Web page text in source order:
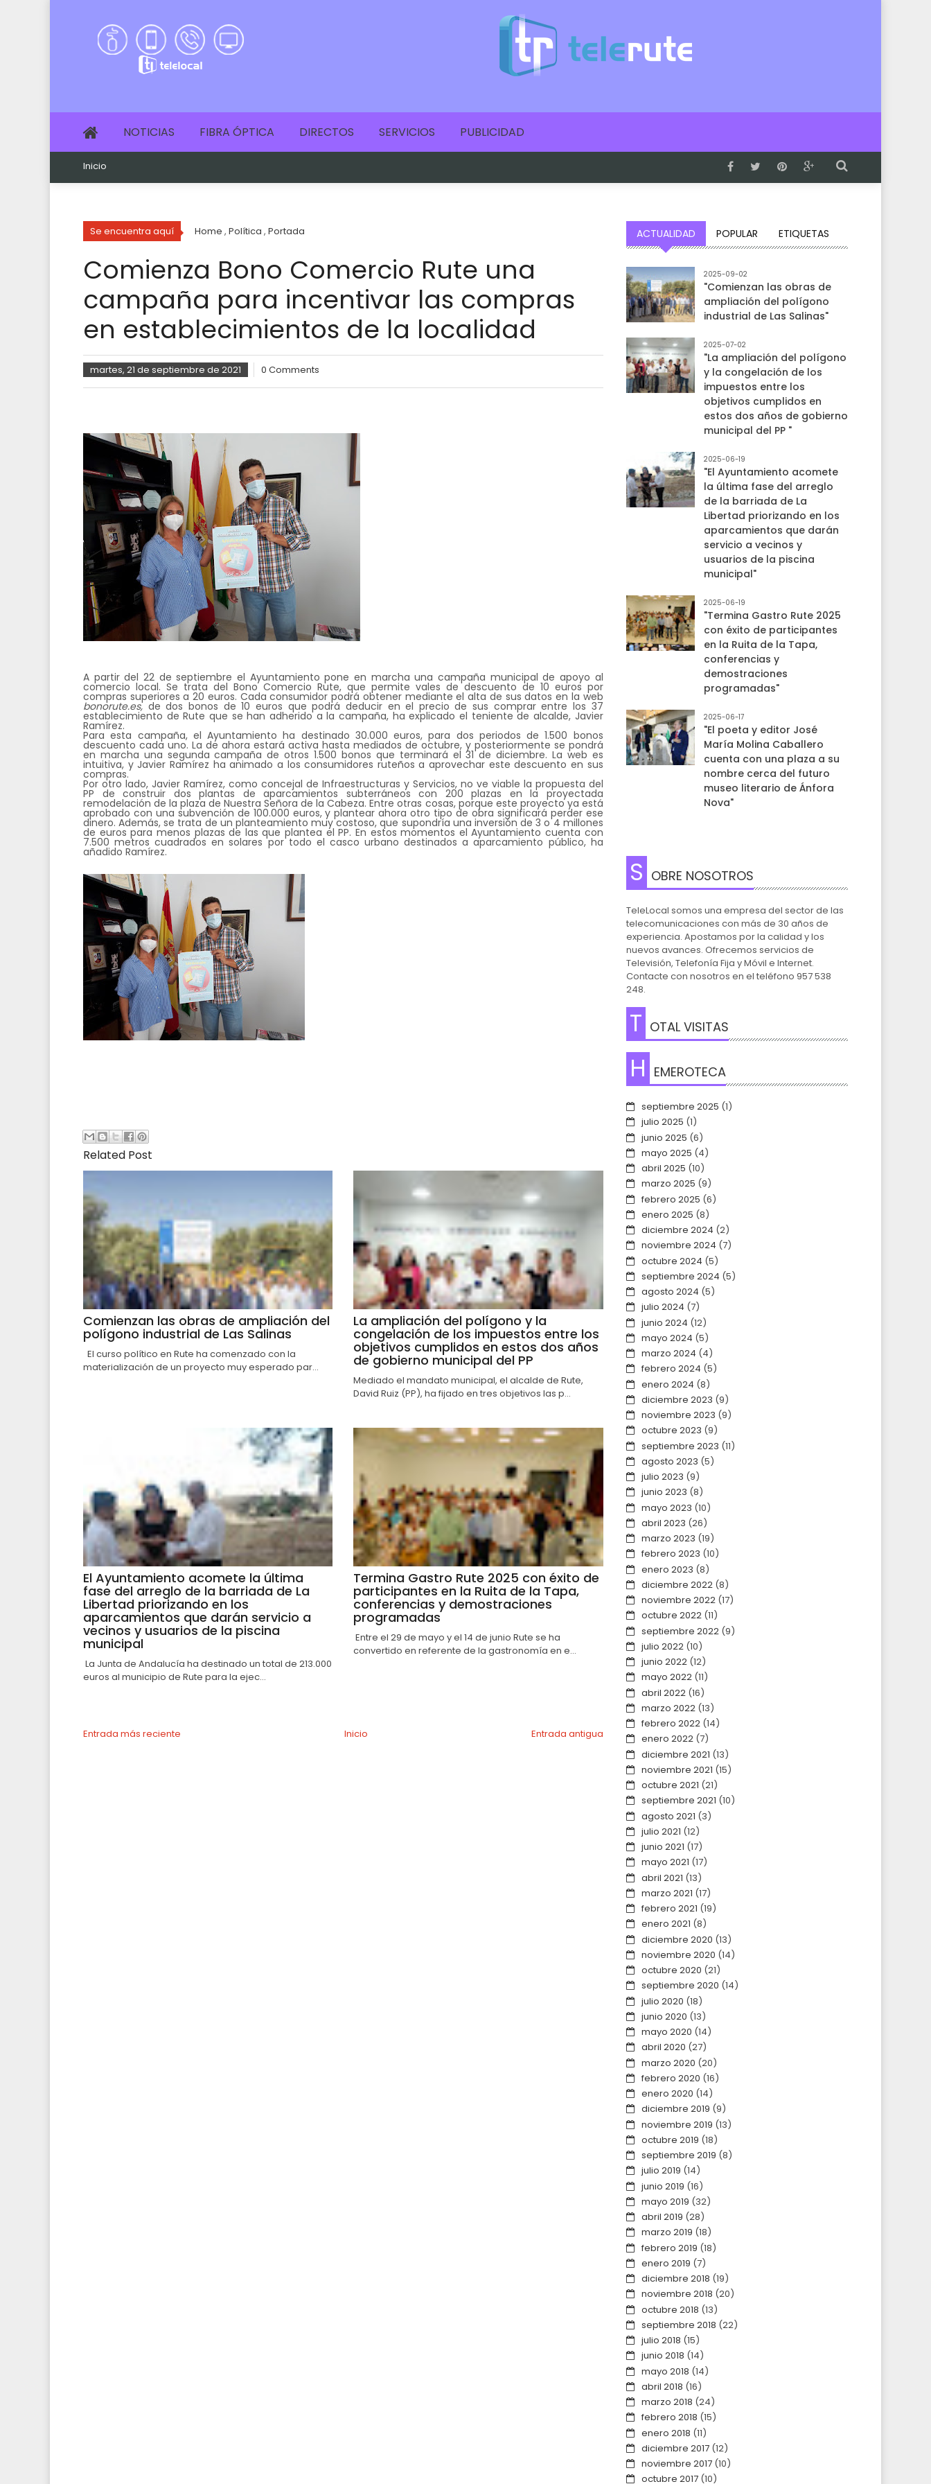
NOTICIAS FIBRA ÓPTICA DIRECTOS SERVICIOS PUBLICIDAD
Inicio
Se encuentra aquí Home , Política , Portada
Comienza Bono Comercio Rute una
campaña para incentivar las compras
en establecimientos de la localidad
martes, 21 de septiembre de 2021 0 Comments
A partir del 22 de septiembre el Ayuntamiento pone en marcha una campaña municipal de apoyo al
comercio local. Se trata del Bono Comercio Rute, que permite vales de descuento de 10 euros por
compras superiores a 20 euros. Cada consumidor podrá obtener mediante el alta de sus datos en la web
bonorute.es, de dos bonos de 10 euros que podrá deducir en el precio de sus comprar entre los 37
establecimiento de Rute que se han adherido a la campaña, ha explicado el teniente de alcalde, Javier
Ramírez.
Para esta campaña, el Ayuntamiento ha destinado 30.000 euros, para dos periodos de 1.500 bonos
descuento cada uno. La de ahora estará activa hasta mediados de octubre, y posteriormente se pondrá
en marcha una segunda campaña de otros 1.500 bonos que terminará el 31 de diciembre. La web es
intuitiva, y Javier Ramírez ha animado a los consumidores ruteños a aprovechar este descuento en sus
compras.
Por otro lado, Javier Ramírez, como concejal de Infraestructuras y Servicios, no ve viable la propuesta del
PP de construir dos plantas de aparcamientos subterráneos con 200 plazas en la proyectada
remodelación de la plaza de Nuestra Señora de la Cabeza. Entre otras cosas, porque este proyecto ya está
aprobado con una subvención de 100.000 euros, y plantear ahora otro tipo de obra significará perder ese
dinero. Además, se trata de un planteamiento muy costoso, que supondría una inversión de 3 o 4 millones
de euros para menos plazas de las que plantea el PP. En estos momentos el Ayuntamiento cuenta con
7.500 metros cuadrados en solares por todo el casco urbano destinados a aparcamiento público, ha
añadido Ramírez.
Related Post
Comienzan las obras de ampliación del
polígono industrial de Las Salinas
El curso político en Rute ha comenzado con la
materialización de un proyecto muy esperado par...
La ampliación del polígono y la
congelación de los impuestos entre los
objetivos cumplidos en estos dos años
de gobierno municipal del PP
Mediado el mandato municipal, el alcalde de Rute,
David Ruiz (PP), ha fijado en tres objetivos las p...
El Ayuntamiento acomete la última
fase del arreglo de la barriada de La
Libertad priorizando en los
aparcamientos que darán servicio a
vecinos y usuarios de la piscina
municipal
La Junta de Andalucía ha destinado un total de 213.000
euros al municipio de Rute para la ejec...
Termina Gastro Rute 2025 con éxito de
participantes en la Ruita de la Tapa,
conferencias y demostraciones
programadas
Entre el 29 de mayo y el 14 de junio Rute se ha
convertido en referente de la gastronomía en e...
Entrada más reciente Entrada antigua
Inicio
ACTUALIDAD POPULAR ETIQUETAS
2025-09-02
"Comienzan las obras de
ampliación del polígono
industrial de Las Salinas"
2025-07-02
"La ampliación del polígono
y la congelación de los
impuestos entre los
objetivos cumplidos en
estos dos años de gobierno
municipal del PP "
2025-06-19
"El Ayuntamiento acomete
la última fase del arreglo
de la barriada de La
Libertad priorizando en los
aparcamientos que darán
servicio a vecinos y
usuarios de la piscina
municipal"
2025-06-19
"Termina Gastro Rute 2025
con éxito de participantes
en la Ruita de la Tapa,
conferencias y
demostraciones
programadas"
2025-06-17
"El poeta y editor José
María Molina Caballero
cuenta con una plaza a su
nombre cerca del futuro
museo literario de Ánfora
Nova"
S OBRE NOSOTROS
TeleLocal somos una empresa del sector de las
telecomunicaciones con más de 30 años de
experiencia. Apostamos por la calidad y los
nuevos avances. Ofrecemos servicios de
Televisión, Telefonía Fija y Móvil e Internet.
Contacte con nosotros en el teléfono 957 538
248.
T OTAL VISITAS
H EMEROTECA
septiembre 2025 (1)
julio 2025 (1)
junio 2025 (6)
mayo 2025 (4)
abril 2025 (10)
marzo 2025 (9)
febrero 2025 (6)
enero 2025 (8)
diciembre 2024 (2)
noviembre 2024 (7)
octubre 2024 (5)
septiembre 2024 (5)
agosto 2024 (5)
julio 2024 (7)
junio 2024 (12)
mayo 2024 (5)
marzo 2024 (4)
febrero 2024 (5)
enero 2024 (8)
diciembre 2023 (9)
noviembre 2023 (9)
octubre 2023 (9)
septiembre 2023 (11)
agosto 2023 (5)
julio 2023 (9)
junio 2023 (8)
mayo 2023 (10)
abril 2023 (26)
marzo 2023 (19)
febrero 2023 (10)
enero 2023 (8)
diciembre 2022(8)
noviembre 2022(17)
octubre 2022(11)
septiembre 2022(9)
julio 2022(10)
junio 2022(12)
mayo 2022(11)
abril 2022(16)
marzo 2022(13)
febrero 2022(14)
enero 2022(7)
diciembre 2021 (13)
noviembre 2021 (15)
octubre 2021 (21)
septiembre 2021 (10)
agosto 2021 (3)
julio 2021 (12)
junio 2021 (17)
mayo 2021 (17)
abril 2021 (13)
marzo 2021 (17)
febrero 2021 (19)
enero 2021 (8)
diciembre 2020 (13)
noviembre 2020 (14)
octubre 2020 (21)
septiembre 2020 (14)
julio 2020 (18)
junio 2020 (13)
mayo 2020 (14)
abril 2020 (27)
marzo 2020 (20)
febrero 2020 (16)
enero 2020 (14)
diciembre 2019 (9)
noviembre 2019 (13)
octubre 2019 (18)
septiembre 2019 (8)
julio 2019 (14)
junio 2019 (16)
mayo 2019 (32)
abril 2019 (28)
marzo 2019 (18)
febrero 2019 (18)
enero 2019 (7)
diciembre 2018 (19)
noviembre 2018 (20)
octubre 2018 (13)
septiembre 2018 (22)
julio 2018 (15)
junio 2018 (14)
mayo 2018 (14)
abril 2018 (16)
marzo 2018 (24)
febrero 2018 (15)
enero 2018 (11)
diciembre 2017(12)
noviembre 2017(10)
octubre 2017(10)